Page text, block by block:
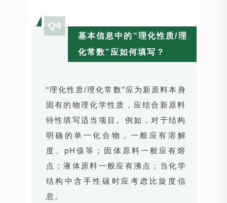
Q4
基本信息中的“理化性质/理
化常数”应如何填写？
“理化性质/理化常数”应为新原料本身
固有的物理化学性质，应结合新原料
特性填写适当项目。例如，对于结构
明确的单一化合物，一般应有溶解
度、pH值等；固体原料一般应有熔
点；液体原料一般应有沸点；当化学
结构中含手性碳时应考虑比旋度信
息。